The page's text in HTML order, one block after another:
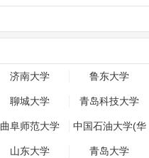
济南大学 鲁东大学
聊城大学 青岛科技大学
曲阜师范大学 中国石油大学(华
东)
山东大学 青岛大学